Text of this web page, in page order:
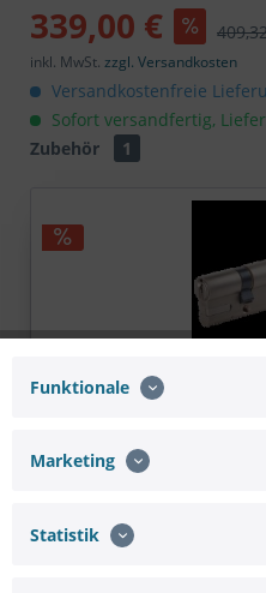
339,00 €
inkl. MwSt. zzgl. Versandkosten
Versandkostenfreie
Sofort versandfertig,
Zubehör
1
Yale Linus
Funktionale
Marketing
Statistik